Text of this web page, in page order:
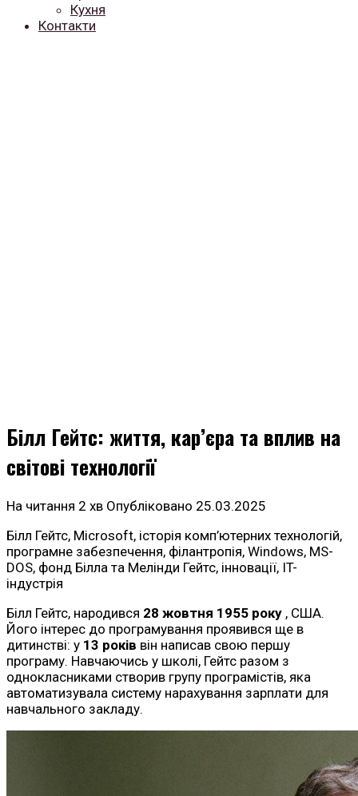
Кухня
Контакти
Білл Гейтс: життя, кар’єра та вплив на
світові технології
На читання 2 хв Опубліковано 25.03.2025
Білл Гейтс, Microsoft, історія комп’ютерних технологій,
програмне забезпечення, філантропія, Windows, MS-
DOS, фонд Білла та Мелінди Гейтс, інновації, IT-
індустрія
Білл Гейтс, народився 28 жовтня 1955 року , США.
Його інтерес до програмування проявився ще в
дитинстві: у 13 років він написав свою першу
програму. Навчаючись у школі, Гейтс разом з
однокласниками створив групу програмістів, яка
автоматизувала систему нарахування зарплати для
навчального закладу.